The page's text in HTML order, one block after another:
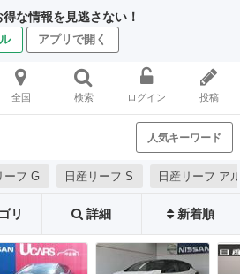
な情報を見逃さない！
アプリで開く
全国 検索 ログイン 投稿
人気キーワード
ーフ G 日産リーフ S 日産リーフ ア
リ 詳細 新着順